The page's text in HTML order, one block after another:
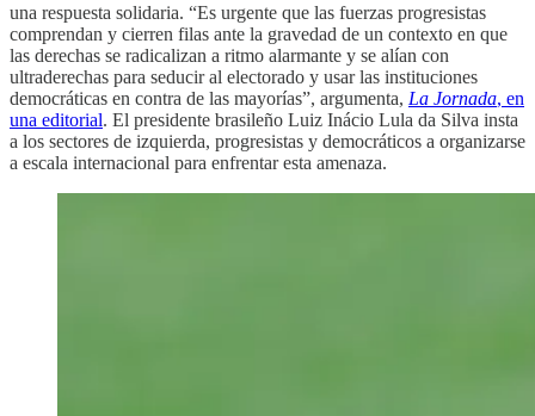
una respuesta solidaria. “Es urgente que las fuerzas progresistas
comprendan y cierren filas ante la gravedad de un contexto en que
las derechas se radicalizan a ritmo alarmante y se alían con
ultraderechas para seducir al electorado y usar las instituciones
democráticas en contra de las mayorías”, argumenta, La Jornada, en
una editorial. El presidente brasileño Luiz Inácio Lula da Silva insta
a los sectores de izquierda, progresistas y democráticos a organizarse
a escala internacional para enfrentar esta amenaza.